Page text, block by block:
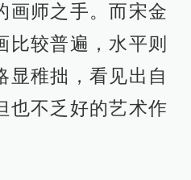
画师之手。而宋金
比较普遍，水平则
显稚拙，看见出自
也不乏好的艺术作